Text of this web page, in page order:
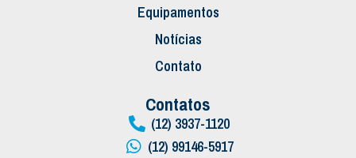
Equipamentos
Notícias
Contato
Contatos
(12) 3937-1120
(12) 99146-5917